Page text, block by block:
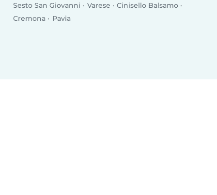
Sesto San Giovanni
Varese
Cinisello Balsamo
Cremona
Pavia